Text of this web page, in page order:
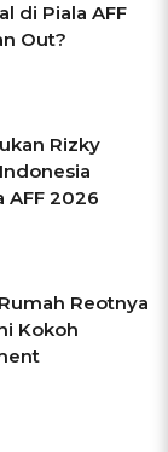
di Piala AFF
Out?
Rizky
AFF 2026
Reotnya
Kokoh